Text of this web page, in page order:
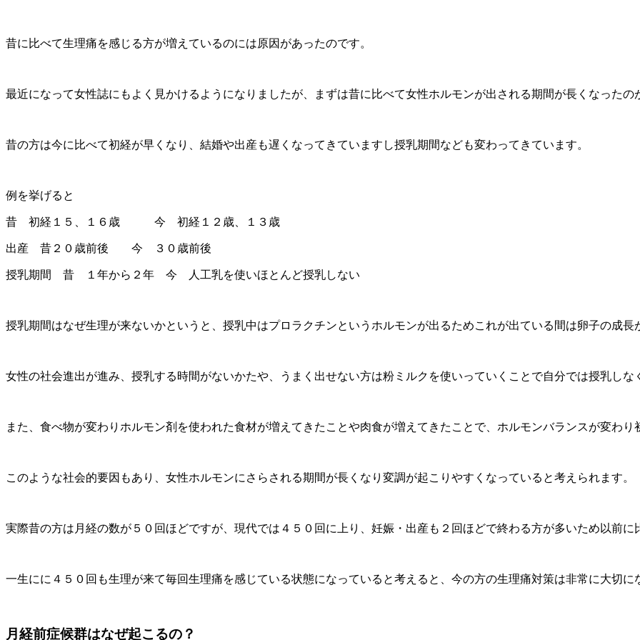
昔に比べて生理痛を感じる方が増えているのには原因があったのです。
最近になって女性誌にもよく見かけるようになりましたが、まずは昔に比べて女性ホルモンが出される期間が長くなったの
昔の方は今に比べて初経が早くなり、結婚や出産も遅くなってきていますし授乳期間なども変わってきています。
例を挙げると
昔 初経１５、１６歳 今 初経１２歳、１３歳
出産 昔２０歳前後 今 ３０歳前後
授乳期間 昔 １年から２年 今 人工乳を使いほとんど授乳しない
授乳期間はなぜ生理が来ないかというと、授乳中はプロラクチンというホルモンが出るためこれが出ている間は卵子の成長
女性の社会進出が進み、授乳する時間がないかたや、うまく出せない方は粉ミルクを使いっていくことで自分では授乳しな
また、食べ物が変わりホルモン剤を使われた食材が増えてきたことや肉食が増えてきたことで、ホルモンバランスが変わり
このような社会的要因もあり、女性ホルモンにさらされる期間が長くなり変調が起こりやすくなっていると考えられます。
実際昔の方は月経の数が５０回ほどですが、現代では４５０回に上り、妊娠・出産も２回ほどで終わる方が多いため以前に
一生にに４５０回も生理が来て毎回生理痛を感じている状態になっていると考えると、今の方の生理痛対策は非常に大切に
月経前症候群はなぜ起こるの？